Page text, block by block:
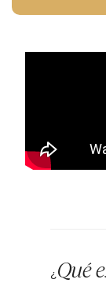
¿ Qué